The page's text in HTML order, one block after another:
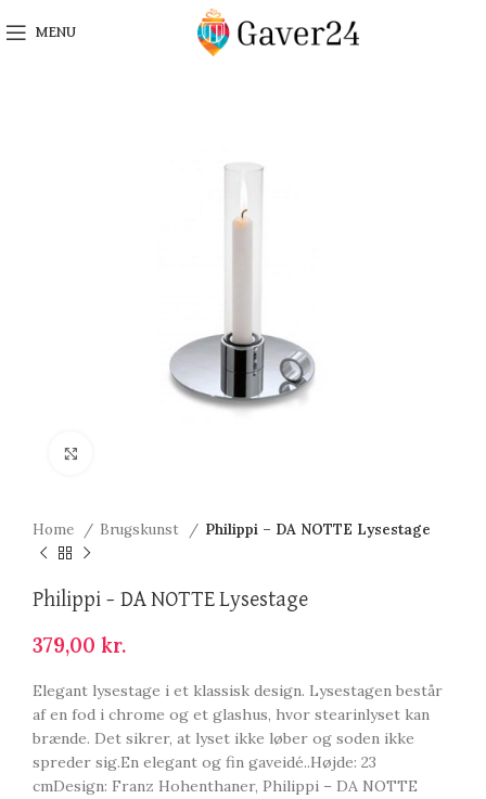
MENU
Home Brugskunst Philippi – DA NOTTE Lysestage
Philippi – DA NOTTE Lysestage
379,00 kr.
Elegant lysestage i et klassisk design. Lysestagen består
af en fod i chrome og et glashus, hvor stearinlyset kan
brænde. Det sikrer, at lyset ikke løber og soden ikke
spreder sig.En elegant og fin gaveidé..Højde: 23
cmDesign: Franz Hohenthaner, Philippi – DA NOTTE